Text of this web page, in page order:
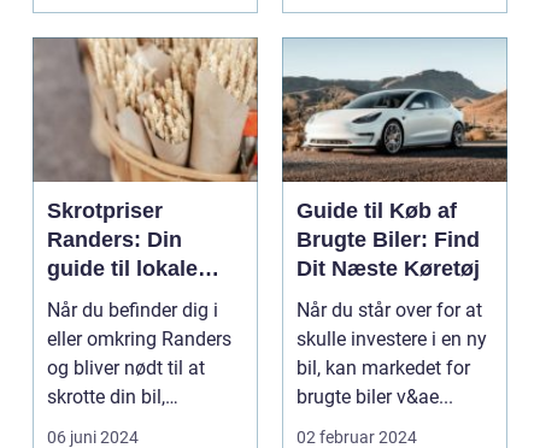
Skrotpriser
Randers: Din
guide til lokale
muligheder
Når du befinder dig i
eller omkring Randers
og bliver nødt til at
skrotte din bil,
gammelt jern elle...
06 juni 2024
Guide til Køb af
Brugte Biler: Find
Dit Næste Køretøj
Når du står over for at
skulle investere i en ny
bil, kan markedet for
brugte biler v&ae...
02 februar 2024